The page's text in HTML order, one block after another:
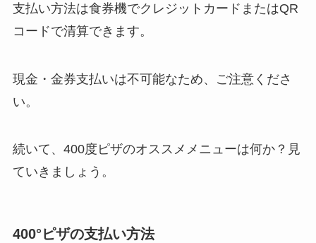
支払い方法は食券機でクレジットカードまたはQR
コードで清算できます。
現金・金券支払いは不可能なため、ご注意くださ
い。
続いて、400度ピザのオススメメニューは何か？見
ていきましょう。
400°ピザの支払い方法